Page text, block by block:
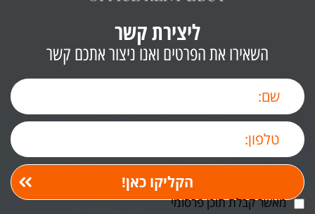
ליצירת קשר
השאירו את הפרטים ואנו ניצור אתכם קשר
מאשר קבלת תוכן פרסומי